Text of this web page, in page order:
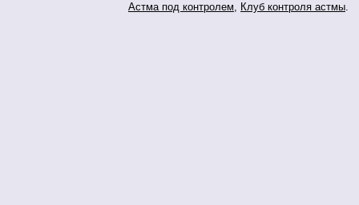
Астма под контролем, Клуб контроля астмы.